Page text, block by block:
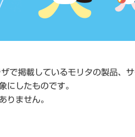
で掲載しているモリタの製品、
にしたものです。
りません。
EANコード
い。